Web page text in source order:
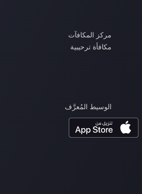
مركز المكافآت
مكافأة ترحيبية
الوسيط المُعرَّف